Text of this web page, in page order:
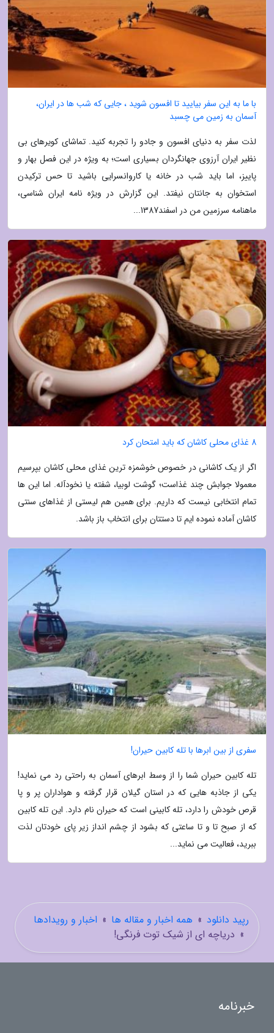
با ما به این سفر بیایید تا افسون شوید ، جایی که شب ها در ایران،
آسمان به زمین می چسبد
لذت سفر به دنیای افسون و جادو را تجربه کنید. تماشای کویرهای بی
نظیر ایران آرزوی جهانگردان بسیاری است؛ به ویژه در این فصل بهار و
پاییز، اما باید شب در خانه یا کاروانسرایی باشید تا حس ترکیدن
استخوان به جانتان نیفتد. این گزارش در ویژه نامه ایران شناسی،
ماهنامه سرزمین من در اسفند1387...
8 غذای محلی کاشان که باید امتحان کرد
اگر از یک کاشانی در خصوص خوشمزه ترین غذای محلی کاشان بپرسیم
معمولا جوابش چند غذاست؛ گوشت لوبیا، شفته یا نخودآله. اما این ها
تمام انتخابی نیست که داریم. برای همین هم لیستی از غذاهای سنتی
کاشان آماده نموده ایم تا دستتان برای انتخاب باز باشد.
سفری از بین ابرها با تله کابین حیران!
تله کابین حیران شما را از وسط ابرهای آسمان به راحتی رد می نماید!
یکی از جاذبه هایی که در استان گیلان قرار گرفته و هواداران پر و پا
قرص خودش را دارد، تله کابینی است که حیران نام دارد. این تله کابین
که از صبح تا و تا ساعتی که بشود از چشم انداز زیر پای خودتان لذت
ببرید، فعالیت می نماید...
رپید دانلود » همه اخبار و مقاله ها » اخبار و رویدادها
» دریاچه ای از شیک توت فرنگی!
خبرنامه